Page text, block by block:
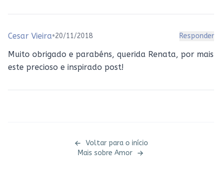
Cesar Vieira•20/11/2018 Responder
Muito obrigado e parabéns, querida Renata, por mais
este precioso e inspirado post!
Voltar para o início
Mais sobre Amor